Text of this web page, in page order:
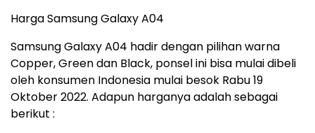
Harga Samsung Galaxy A04
Samsung Galaxy A04 hadir dengan pilihan warna
Copper, Green dan Black, ponsel ini bisa mulai dibeli
oleh konsumen Indonesia mulai besok Rabu 19
Oktober 2022. Adapun harganya adalah sebagai
berikut :